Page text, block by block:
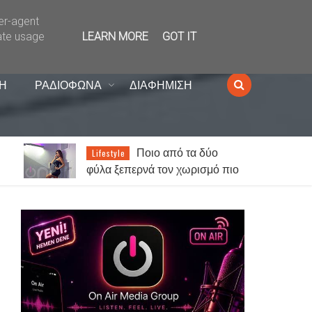
ΡΑΔΙΟΦΩΝΑ ΔΙΑΦΗΜΙΣΗ
Lifestyle
Ποιο από τα δύο
φύλα ξεπερνά τον χωρισμό πιο
agent
usage
LEARN MORE GOT IT